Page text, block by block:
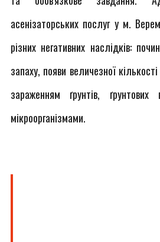
асенізаторських послуг у м.
різних негативних наслідків:
запаху, появи величезної
зараженням ґрунтів, ґрунтових
мікроорганізмами.